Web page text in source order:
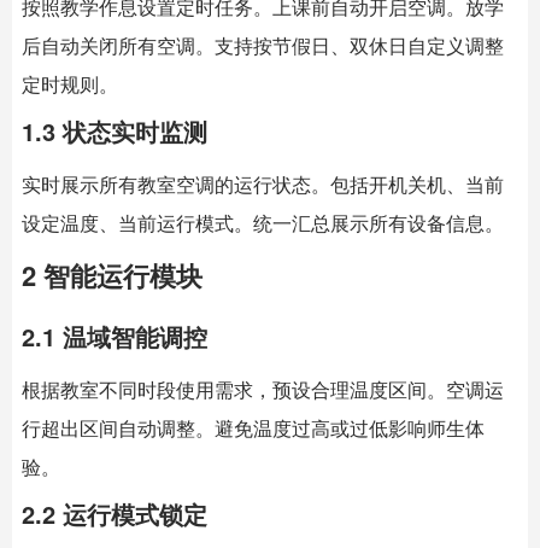
按照教学作息设置定时任务。上课前自动开启空调。放学
后自动关闭所有空调。支持按节假日、双休日自定义调整
定时规则。
1.3 状态实时监测
实时展示所有教室空调的运行状态。包括开机关机、当前
设定温度、当前运行模式。统一汇总展示所有设备信息。
2 智能运行模块
2.1 温域智能调控
根据教室不同时段使用需求，预设合理温度区间。空调运
行超出区间自动调整。避免温度过高或过低影响师生体
验。
2.2 运行模式锁定